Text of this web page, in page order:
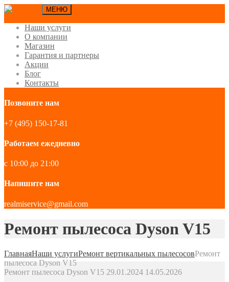
МЕНЮ
Наши услуги
О компании
Магазин
Гарантия и партнеры
Акции
Блог
Контакты
Позвоните нам
+7 (495) 150-17-81
Работаем ежедневно
с 10:00 до 21:00
Напишите нам
realmiservice@gmail.com
Ремонт пылесоса Dyson V15
ГлавнаяНаши услугиРемонт вертикальных пылесосовРемонт
пылесоса Dyson V15
Ремонт пылесоса Dyson V15 29.01.2024 14.05.2026